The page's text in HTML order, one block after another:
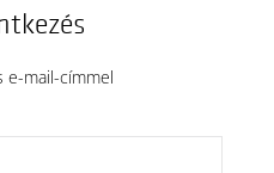
e-mail-címmel